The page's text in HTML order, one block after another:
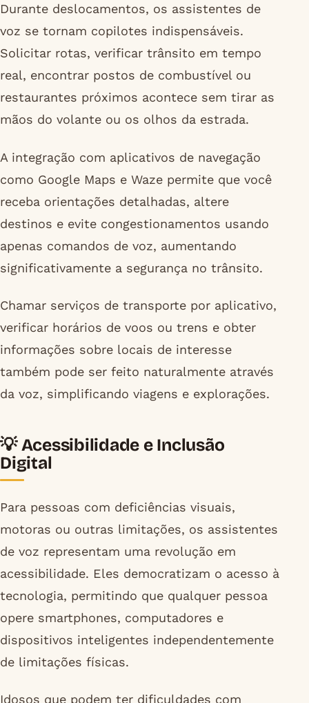
Durante deslocamentos, os assistentes de
voz se tornam copilotes indispensáveis.
Solicitar rotas, verificar trânsito em tempo
real, encontrar postos de combustível ou
restaurantes próximos acontece sem tirar as
mãos do volante ou os olhos da estrada.
A integração com aplicativos de navegação
como Google Maps e Waze permite que você
receba orientações detalhadas, altere
destinos e evite congestionamentos usando
apenas comandos de voz, aumentando
significativamente a segurança no trânsito.
Chamar serviços de transporte por aplicativo,
verificar horários de voos ou trens e obter
informações sobre locais de interesse
também pode ser feito naturalmente através
da voz, simplificando viagens e explorações.
💡 Acessibilidade e Inclusão
Digital
Para pessoas com deficiências visuais,
motoras ou outras limitações, os assistentes
de voz representam uma revolução em
acessibilidade. Eles democratizam o acesso à
tecnologia, permitindo que qualquer pessoa
opere smartphones, computadores e
dispositivos inteligentes independentemente
de limitações físicas.
Idosos que podem ter dificuldades com